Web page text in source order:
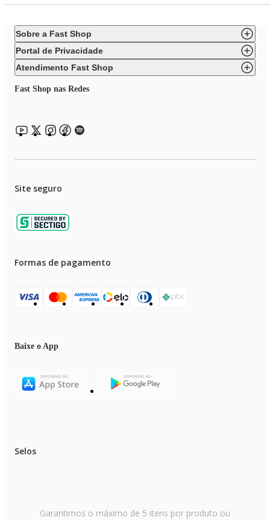
Sobre a Fast Shop
Portal de Privacidade
Atendimento Fast Shop
Fast Shop nas Redes
Site seguro
Formas de pagamento
Baixe o App
Selos
Garantimos o máximo de 5 itens por produto ou